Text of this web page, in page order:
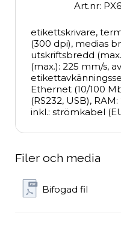
Art.nr:
etikettskrivare,
(300 dpi), medias
utskriftsbredd
(max.): 225 mm/s,
Ethernet (10/100
(RS232, USB),
inkl.: strömkabel
Filer och media
Bifogad fil